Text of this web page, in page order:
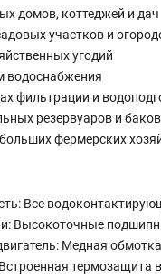
домов, коттеджей и дач
участков и
угодий
водоснабжения
фильтрации и
резервуаров и баков
фермерских
Все
Высокоточные
Медная
термозащита